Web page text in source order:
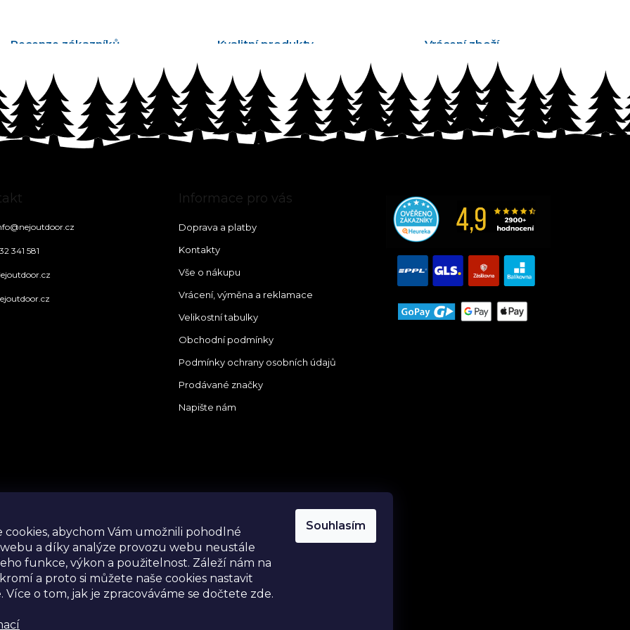
cookies, abychom Vám umožnili pohodlné
a díky analýze provozu webu neustále
funkce, výkon a použitelnost. Záleží nám na
a proto si můžete naše cookies nastavit
Více o tom, jak je zpracováváme se dočtete zde.
Souhlasím
Recenze zákazníků Kvalitní produkty Vrácení zboží
@nejoutdoor.cz
341 581
Informace pro vás
Doprava a platby
Kontakty
Vše o nákupu
Vrácení, výměna a reklamace
Velikostní tabulky
Obchodní podmínky
Podmínky ochrany osobních údajů
Prodávané značky
Napište nám